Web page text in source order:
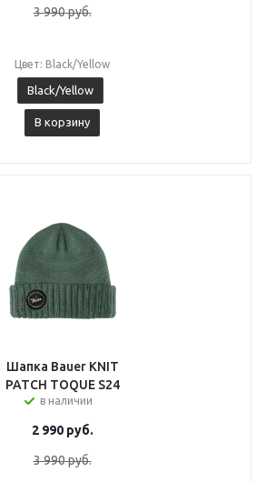
3 990руб.
Цвет: Black/Yellow
Black/Yellow
В корзину
Шапка Bauer KNIT
PATCH TOQUE S24
в наличии
2 990руб.
3 990руб.